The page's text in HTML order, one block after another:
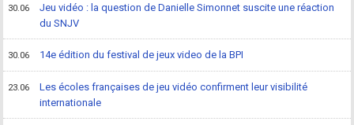
30.06
Jeu vidéo : la question de Danielle Simonnet suscite une réaction
du SNJV
30.06 14e édition du festival de jeux video de la BPI
23.06
Les écoles françaises de jeu vidéo confirment leur visibilité
internationale